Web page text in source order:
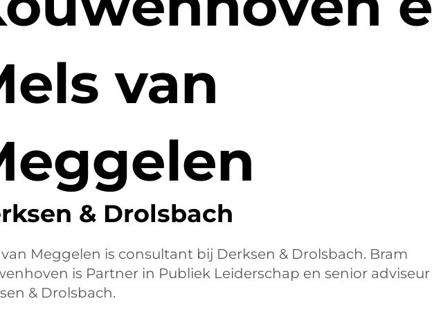
van
& Drolsbach
van Meggelen is consultant bij Derksen & Drolsbach. Bram
is Partner in Publiek Leiderschap en senior adviseur
& Drolsbach.